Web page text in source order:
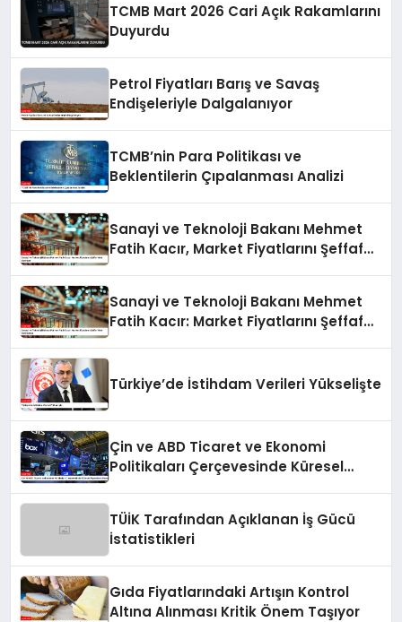
TCMB Mart 2026 Cari Açık Rakamlarını
Duyurdu
Petrol Fiyatları Barış ve Savaş
Endişeleriyle Dalgalanıyor
TCMB’nin Para Politikası ve
Beklentilerin Çıpalanması Analizi
Sanayi ve Teknoloji Bakanı Mehmet
Fatih Kacır, Market Fiyatlarını Şeffaf
Sanayi ve Teknoloji Bakanı Mehmet
Fatih Kacır: Market Fiyatlarını Şeffaf
Türkiye’de İstihdam Verileri Yükselişte
Çin ve ABD Ticaret ve Ekonomi
Politikaları Çerçevesinde Küresel
TÜİK Tarafından Açıklanan İş Gücü
İstatistikleri
Gıda Fiyatlarındaki Artışın Kontrol
Altına Alınması Kritik Önem Taşıyor